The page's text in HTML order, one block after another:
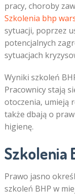
pracy, choroby
Szkolenia bhp
sytuacji, poprzez
potencjalnych
sytuacjach
Wyniki szkoleń
Pracownicy stają
otoczenia, umieją
także dbają o
higienę.
Szkolenia
Prawo jasno
szkoleń BHP w